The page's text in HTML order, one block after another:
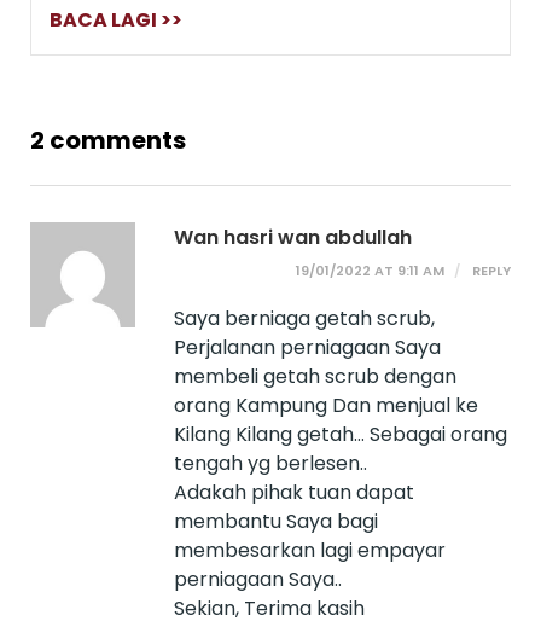
BACA LAGI >>
2 comments
Wan hasri wan abdullah
19/01/2022 AT 9:11 AM REPLY
Saya berniaga getah scrub,
Perjalanan perniagaan Saya
membeli getah scrub dengan
orang Kampung Dan menjual ke
Kilang Kilang getah… Sebagai orang
tengah yg berlesen..
Adakah pihak tuan dapat
membantu Saya bagi
membesarkan lagi empayar
perniagaan Saya..
Sekian, Terima kasih